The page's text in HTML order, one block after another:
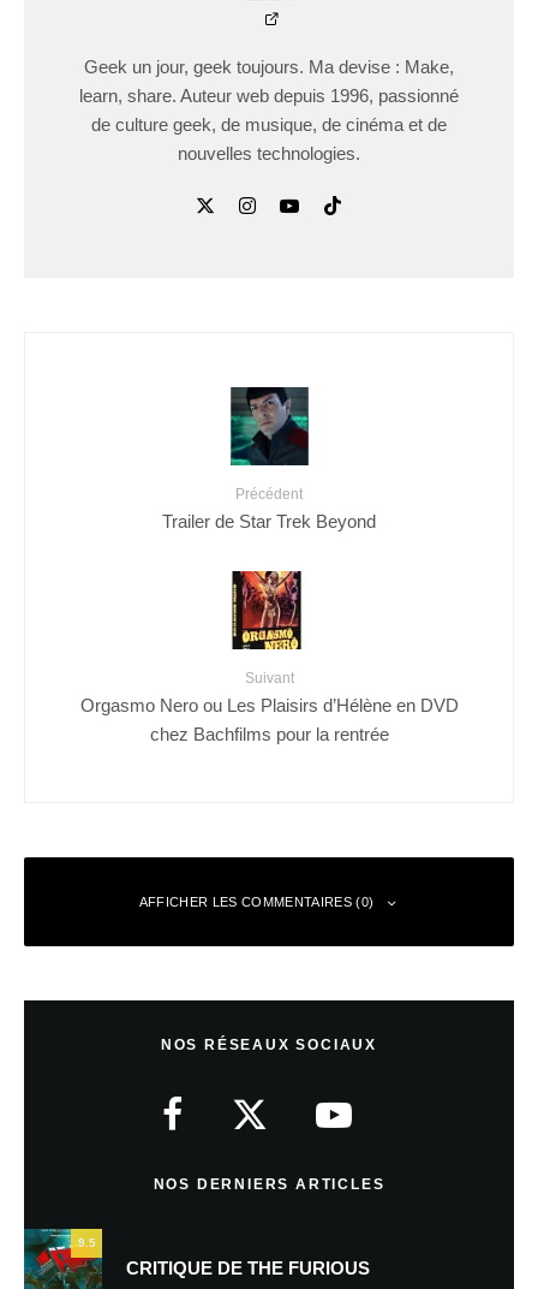
Geek un jour, geek toujours. Ma devise : Make,
learn, share. Auteur web depuis 1996, passionné
de culture geek, de musique, de cinéma et de
nouvelles technologies.
Précédent
Trailer de Star Trek Beyond
Suivant
Orgasmo Nero ou Les Plaisirs d’Hélène en DVD
chez Bachfilms pour la rentrée
AFFICHER LES COMMENTAIRES (0)
NOS RÉSEAUX SOCIAUX
NOS DERNIERS ARTICLES
9.5
CRITIQUE DE THE FURIOUS